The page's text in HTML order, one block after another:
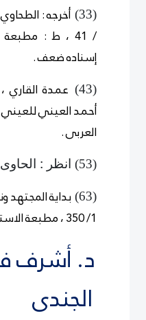
(
33
)
/ 41 ، ط :
إسناده ضعف .
(
43
) عمدة القاري
العربى .
(
53
) انظر : الحاوى ، 3/
(
63
) بداية المجتهد
1/ 350 ، مطبعة الاستقامة 1371هـ .
د. أشرف
الجندى